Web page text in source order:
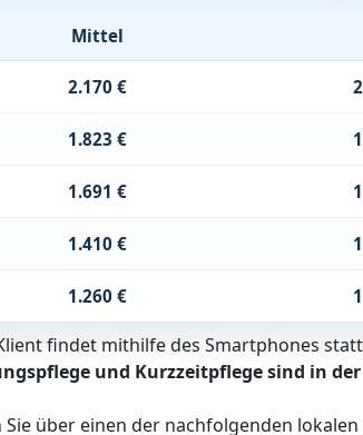
Mittel
2.170 €
1.823 €
1.691 €
1.410 €
1.260 €
findet mithilfe des Smartphones
und Kurzzeitpflege sind in
über einen der nachfolgenden